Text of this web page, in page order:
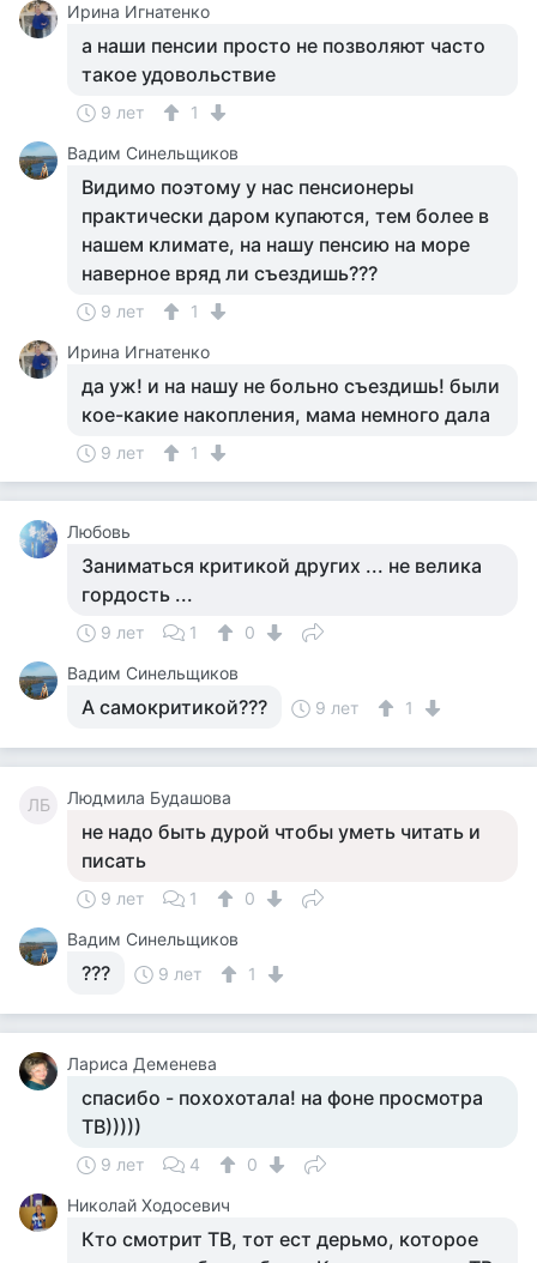
Ирина Игнатенко
а наши пенсии просто не позволяют часто
такое удовольствие
9 лет
1
Вадим Синельщиков
Видимо поэтому у нас пенсионеры
практически даром купаются, тем более в
нашем климате, на нашу пенсию на море
наверное вряд ли съездишь???
9 лет
1
Ирина Игнатенко
да уж! и на нашу не больно съездишь! были
кое-какие накопления, мама немного дала
9 лет 1
Любовь
Заниматься критикой других ... не велика
гордость ...
9 лет 1
0
Вадим Синельщиков
А самокритикой??? 9 лет 1
ЛБ Людмила Будашова
не надо быть дурой чтобы уметь читать и
писать
9 лет 1
0
Вадим Синельщиков
??? 9 лет 1
Лариса Деменева
спасибо - похохотала! на фоне просмотра
ТВ)))))
9 лет 4
0
Николай Ходосевич
Кто смотрит ТВ, тот ест дерьмо, которое